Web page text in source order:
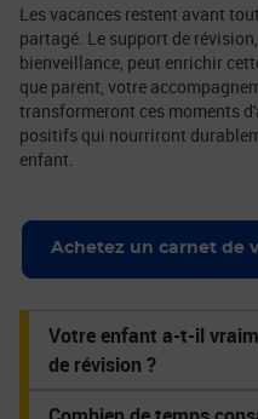
Les vacances restent avant
partagé. Le support de
bienveillance, peut enrichir
que parent, votre
transformeront ces moments
positifs qui nourriront
enfant.
Achetez un carnet de
Votre enfant a-t-il
de révision ?